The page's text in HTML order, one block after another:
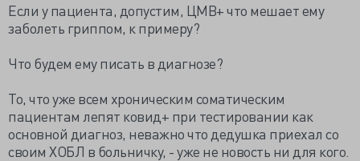
Если у пациента, допустим, ЦМВ+ что мешает ему
заболеть гриппом, к примеру?
Что будем ему писать в диагнозе?
То, что уже всем хроническим соматическим
пациентам лепят ковид+ при тестировании как
основной диагноз, неважно что дедушка приехал со
своим ХОБЛ в больничку, - уже не новость ни для кого.